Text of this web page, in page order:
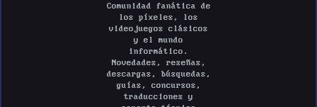
Comunidad fanática de
los píxeles, los
videojuegos clásicos
y el mundo
informático.
Novedades, reseñas,
descargas, búsquedas,
guías, concursos,
traducciones y